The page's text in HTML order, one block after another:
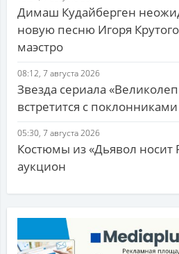
Димаш Кудайберген
новую песню Игоря
маэстро
08:12, 7 августа 2026
Звезда сериала
встретится с поклонниками
05:30, 7 августа 2026
Костюмы из «Дьявол носит
аукцион